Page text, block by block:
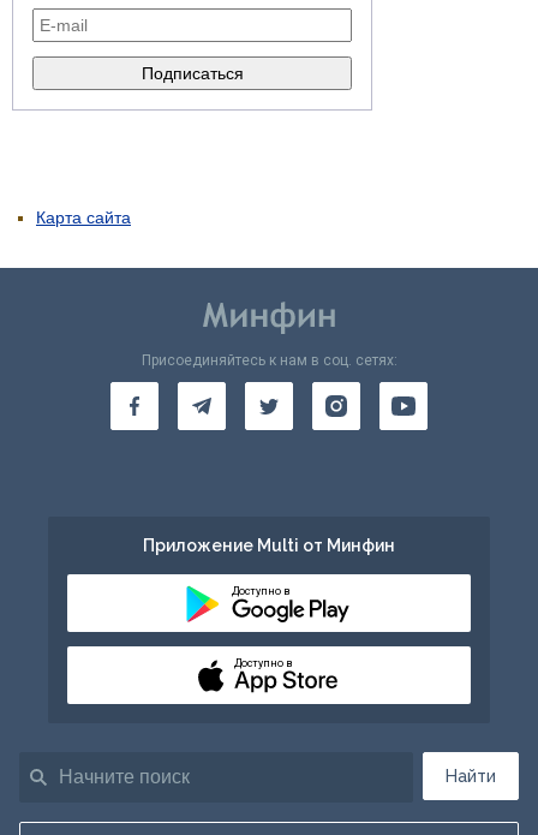
Карта сайта
Найти
Присоединяйтесь к нам в соц. сетях:
Приложение Multi от Минфин
Доступно в
Доступно в